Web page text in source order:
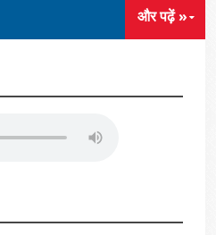
और पढ़ें »